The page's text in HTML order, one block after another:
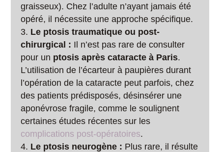
graisseux). Chez l’adulte n’ayant jamais été
opéré, il nécessite une approche spécifique.
Le ptosis traumatique ou post-
chirurgical : Il n’est pas rare de consulter
pour un ptosis après cataracte à Paris.
L’utilisation de l’écarteur à paupières durant
l’opération de la cataracte peut parfois, chez
des patients prédisposés, désinsérer une
aponévrose fragile, comme le soulignent
certaines études récentes sur les
complications post-opératoires.
Le ptosis neurogène : Plus rare, il résulte